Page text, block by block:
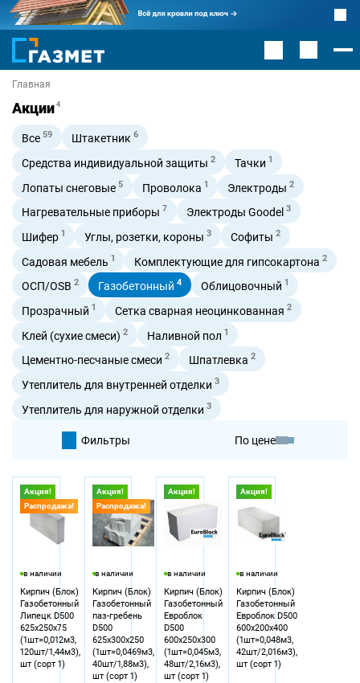
Главная
Акции4
Все 59 Штакетник 6
Средства индивидуальной защиты 2 Тачки 1
Лопаты снеговые 5 Проволока 1 Электроды 2
Нагревательные приборы 7 Электроды Goodel 3
Шифер 1 Углы, розетки, короны 3 Софиты 2
Садовая мебель 1 Комплектующие для гипсокартона 2
ОСП/OSB 2 Газобетонный 4 Облицовочный 1
Прозрачный 1 Сетка сварная неоцинкованная 2
Клей (сухие смеси) 2 Наливной пол 1
Цементно-песчаные смеси 2 Шпатлевка 2
Утеплитель для внутренней отделки 3
Утеплитель для наружной отделки 3
По умолчанию
По цене
По цене
Фильтры
Акция!
Распродажа!
в наличии
Кирпич (Блок)
Газобетонный
Липецк D500
625х250х75
(1шт=0,012м3,
120шт/1,44м3),
шт (сорт 1)
Акция!
Распродажа!
в наличии
Кирпич (Блок)
Газобетонный
паз-гребень
D500
625х300х250
(1шт=0,0469м3,
40шт/1,88м3),
шт (сорт 1)
Акция!
в наличии
Кирпич (Блок)
Газобетонный
Eвроблок
D500
600х250х300
(1шт=0,045м3,
48шт/2,16м3),
шт (сорт 1)
Акция!
в наличии
Кирпич (Блок)
Газобетонный
Eвроблок D500
600х200х400
(1шт=0,048м3,
42шт/2,016м3),
шт (сорт 1)